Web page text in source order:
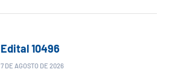
Edital 10496
7 DE AGOSTO DE 2026